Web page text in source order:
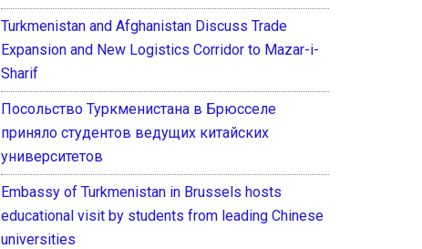
Turkmenistan and Afghanistan Discuss Trade
Expansion and New Logistics Corridor to Mazar-i-
Sharif
Посольство Туркменистана в Брюсселе
приняло студентов ведущих китайских
университетов
Embassy of Turkmenistan in Brussels hosts
educational visit by students from leading Chinese
universities